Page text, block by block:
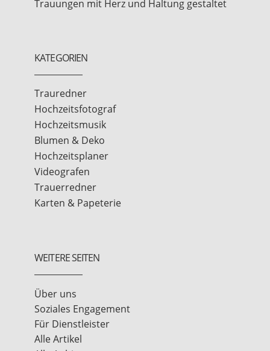
Trauungen mit Herz und Haltung gestaltet
KATEGORIEN
Trauredner
Hochzeitsfotograf
Hochzeitsmusik
Blumen & Deko
Hochzeitsplaner
Videografen
Trauerredner
Karten & Papeterie
WEITERE SEITEN
Über uns
Soziales Engagement
Für Dienstleister
Alle Artikel